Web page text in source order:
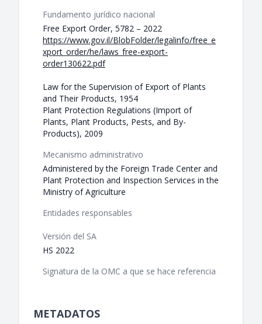
Fundamento jurídico nacional
Free Export Order, 5782 – 2022
https://www.gov.il/BlobFolder/legalinfo/free_e
xport_order/he/laws_free-export-
order130622.pdf
Law for the Supervision of Export of Plants
and Their Products, 1954
Plant Protection Regulations (Import of
Plants, Plant Products, Pests, and By-
Products), 2009
Mecanismo administrativo
Administered by the Foreign Trade Center and
Plant Protection and Inspection Services in the
Ministry of Agriculture
Entidades responsables
Versión del SA
HS 2022
Signatura de la OMC a que se hace referencia
METADATOS